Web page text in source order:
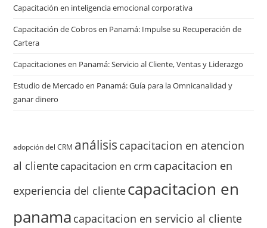
Capacitación en inteligencia emocional corporativa
Capacitación de Cobros en Panamá: Impulse su Recuperación de
Cartera
Capacitaciones en Panamá: Servicio al Cliente, Ventas y Liderazgo
Estudio de Mercado en Panamá: Guía para la Omnicanalidad y
ganar dinero
adopción del CRM análisis capacitacion en atencion
al clientecapacitacion en crm capacitacion en
experiencia del clientecapacitacion en
panama capacitacion en servicio al cliente